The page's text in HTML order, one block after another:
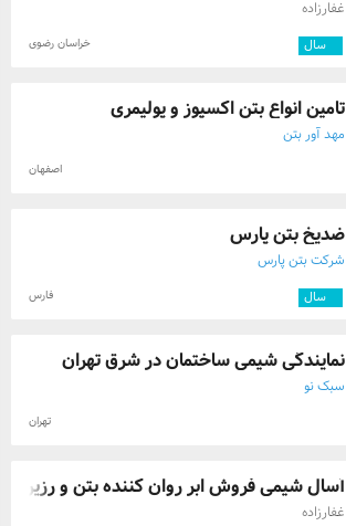
غفارزاده
سال خراسان رضوی
تامین انواع بتن اکسپوز و پولیمری
مهد آور بتن
اصفهان
ضدیخ بتن پارس
شرکت بتن پارس
سال فارس
نمایندگی شیمی ساختمان در شرق تهران
سبک نو
تهران
آسال شیمی فروش ابر روان کننده بتن و رزین ...
غفارزاده